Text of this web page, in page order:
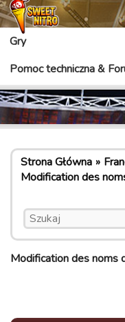
Gry
Pomoc techniczna &
Strona Główna
Modification des
Modification des noms